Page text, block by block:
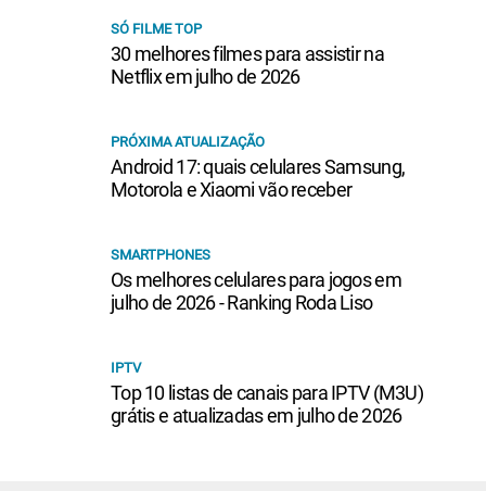
SÓ FILME TOP
30 melhores filmes para assistir na
Netflix em julho de 2026
PRÓXIMA ATUALIZAÇÃO
Android 17: quais celulares Samsung,
Motorola e Xiaomi vão receber
SMARTPHONES
Os melhores celulares para jogos em
julho de 2026 - Ranking Roda Liso
IPTV
Top 10 listas de canais para IPTV (M3U)
grátis e atualizadas em julho de 2026